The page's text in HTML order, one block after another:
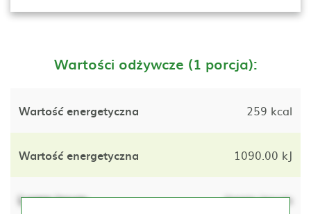
Wartości odżywcze (1 porcja):
Wartość energetyczna 259 kcal
Wartość energetyczna 1090.00 kJ
Lorem ipsum lorem ipsum